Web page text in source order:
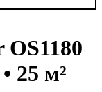
OS1180
25 м²